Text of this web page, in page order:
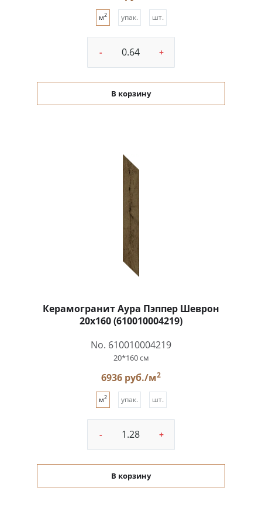
м2 упак. шт.
- +
В корзину
Керамогранит Аура Пэппер Шеврон
20x160 (610010004219)
No. 610010004219
20*160 см
6936 руб./м2
м2 упак. шт.
- +
В корзину